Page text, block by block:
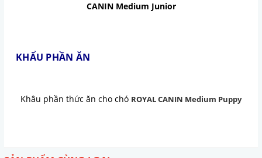
CANIN Medium Junior
KHẨU PHẦN ĂN
Khâu phần thức ăn cho chó ROYAL CANIN Medium Puppy